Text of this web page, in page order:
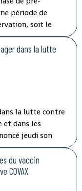
période de
soit le
a indiqué
chargé des
nationale
dans la lutte
la lutte contre
et dans les
jeudi son
la session
par
a insisté sur
doivent
du vaccin
COVAX